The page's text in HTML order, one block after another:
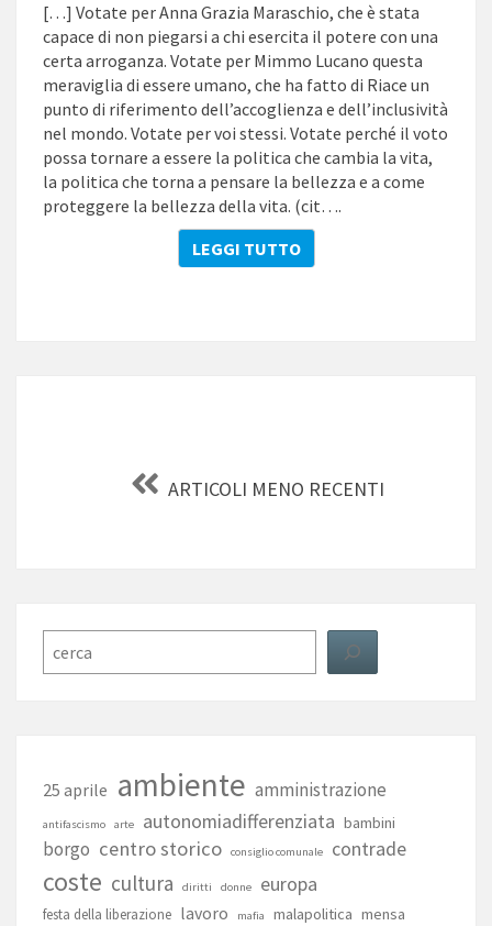
[…] Votate per Anna Grazia Maraschio, che è stata
capace di non piegarsi a chi esercita il potere con una
certa arroganza. Votate per Mimmo Lucano questa
meraviglia di essere umano, che ha fatto di Riace un
punto di riferimento dell’accoglienza e dell’inclusività
nel mondo. Votate per voi stessi. Votate perché il voto
possa tornare a essere la politica che cambia la vita,
la politica che torna a pensare la bellezza e a come
proteggere la bellezza della vita. (cit….
LEGGI TUTTOLEGGI TUTTO
ARTICOLI MENO RECENTI
25 aprile ambiente amministrazione
antifascismo arte autonomiadifferenziata bambini
borgo centro storico consiglio comunale contrade
coste cultura diritti donne europa
festa della liberazione lavoro mafia malapolitica mensa